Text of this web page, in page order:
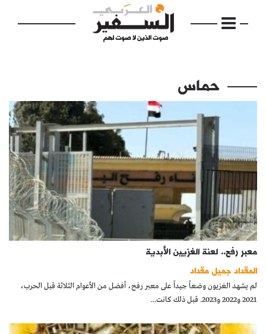
الرئيسية
مواضيع
إفتتاحية
فكرة
دفاتر
بالصورة
كتّابنا
الأرشيف
حماس
معبر رفح.. لعنة الغزيين الأبدية
المقداد جميل مقداد
لم يشهد الغزيون وضعاً جيداً على معبر رفح، أفضل من الأعوام الثلاثة قبل الحرب،
2021 و2022 و2023. قبل ذلك كانت...